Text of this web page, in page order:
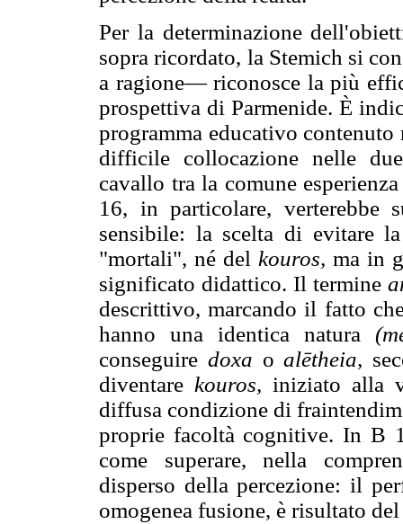
Per la determinazione
sopra ricordato, la Stemich si
a ragione— riconosce la più
prospettiva di Parmenide. È
programma educativo
difficile collocazione nelle
cavallo tra la comune
16, in particolare, verterebbe
sensibile: la scelta di evitare
"mortali", né del kouros, ma in
significato didattico. Il termine
descrittivo, marcando il fatto
hanno una identica natura
conseguire doxa oalētheia,
diventare kouros, iniziato alla
diffusa condizione di
proprie facoltà cognitive. In B
come superare, nella
disperso della percezione: il
omogenea fusione, è risultato